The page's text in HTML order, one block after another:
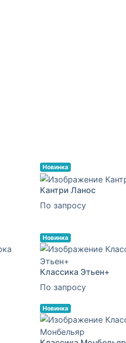
Новинка
Кантри Ланос
По запросу
Новинка
Классика Этьен+
По запросу
Новинка